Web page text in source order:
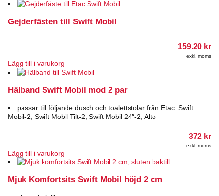
Gejderfästen till Swift Mobil
159.20 kr
exkl. moms
Lägg till i varukorg
Hälband Swift Mobil mod 2 par
passar till följande dusch och toalettstolar från Etac: Swift
Mobil-2, Swift Mobil Tilt-2, Swift Mobil 24″-2, Alto
372 kr
exkl. moms
Lägg till i varukorg
Mjuk Komfortsits Swift Mobil höjd 2 cm